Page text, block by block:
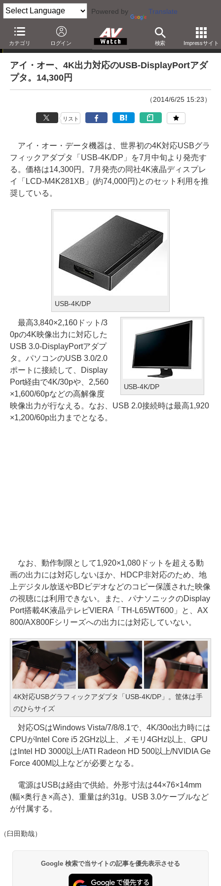
Powered by Translate
カテゴリ ログイン 検索 Impressサイト
ニュース
アイ・オー、4K出力対応のUSB-DisplayPortアダ
プタ。14,300円
（2014/6/25 15:23）
リスト
アイ・オー・データ機器は、世界初の4K対応USBグラ
フィックアダプタ「USB-4K/DP」を7月中旬より発売す
る。価格は14,300円。7月発売の同社4K液晶ディスプレ
イ「LCD-M4K281XB」(約74,000円)とのセット利用を推
奨している。
USB-4K/DP
USB-4K/DP
最高3,840×2,160ドット/3
0pの4K映像出力に対応した
USB 3.0-DisplayPortアダプ
タ。パソコンのUSB 3.0/2.0
ポートに接続して、Display
Port経由で4K/30pや、2,560
×1,600/60pなどの高解像度
映像出力が行なえる。なお、USB 2.0接続時は最高1,920
×1,200/60p出力までとなる。
なお、動作制限として1,920×1,080ドットを超える動
画の出力には対応しないほか、HDCP非対応のため、地
上デジタル放送やBDビデオなどのコピー保護された映像
の視聴には利用できない。また、パナソニックのDisplay
Port搭載4K液晶テレビVIERA「TH-L65WT600」と、AX
800/AX800Fシリーズへの出力には対応していない。
4K対応USBグラフィックアダプタ「USB-4K/DP」。筐体は手
のひらサイズ
対応OSはWindows Vista/7/8/8.1で、4K/30o出力時には
CPUがIntel Core i5 2GHz以上、メモリ4GHz以上、GPU
はIntel HD 3000以上/ATI Radeon HD 500以上/NVIDIA Ge
Force 400M以上などが必要となる。
電源はUSBは経由で供給。外形寸法は44×76×14mm
(幅×奥行き×高さ)、重量は約31g。USB 3.0ケーブルなど
が付属する。
（臼田勤哉）
Google 検索で当サイトの記事を優先表示させる